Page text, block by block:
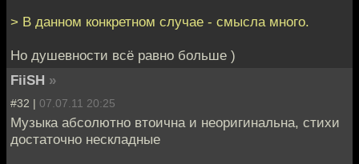
> В данном конкретном случае - смысла много.
Но душевности всё равно больше )
FiiSH »
#32 | 07.07.11 20:25
Музыка абсолютно втоична и неоригинальна, стихи
достаточно нескладные